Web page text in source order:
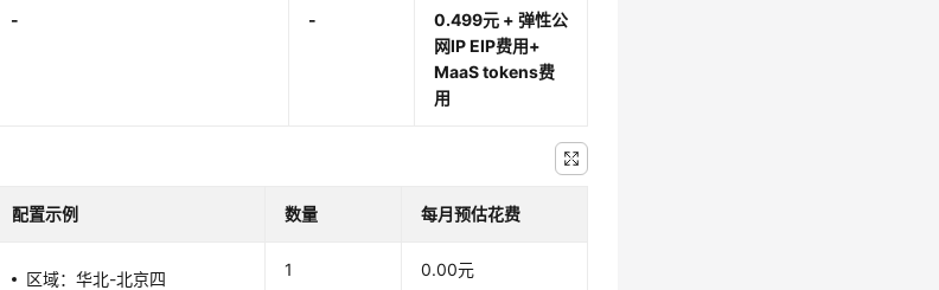
- -
0.499元 + 弹性公
网IP EIP费用+
MaaS tokens费
用
配置示例 数量 每月预估花费
区域：华北-北京四
1 0.00元